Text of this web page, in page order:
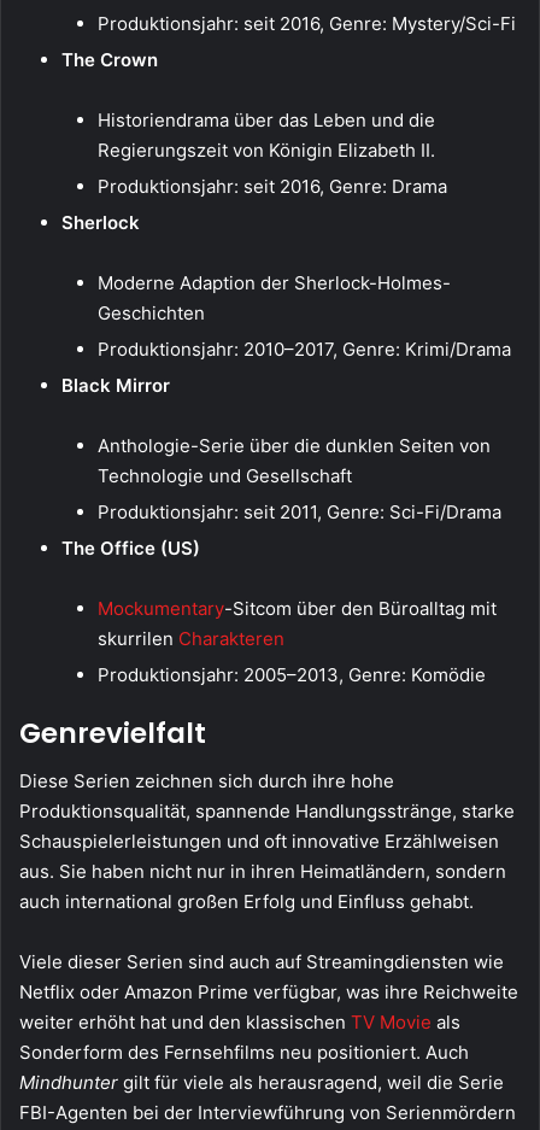
Produktionsjahr: seit 2016, Genre: Mystery/Sci-Fi
The Crown
Historiendrama über das Leben und die
Regierungszeit von Königin Elizabeth II.
Produktionsjahr: seit 2016, Genre: Drama
Sherlock
Moderne Adaption der Sherlock-Holmes-
Geschichten
Produktionsjahr: 2010–2017, Genre: Krimi/Drama
Black Mirror
Anthologie-Serie über die dunklen Seiten von
Technologie und Gesellschaft
Produktionsjahr: seit 2011, Genre: Sci-Fi/Drama
The Office (US)
Mockumentary-Sitcom über den Büroalltag mit
skurrilen Charakteren
Produktionsjahr: 2005–2013, Genre: Komödie
Genrevielfalt
Diese Serien zeichnen sich durch ihre hohe
Produktionsqualität, spannende Handlungsstränge, starke
Schauspielerleistungen und oft innovative Erzählweisen
aus. Sie haben nicht nur in ihren Heimatländern, sondern
auch international großen Erfolg und Einfluss gehabt.
Viele dieser Serien sind auch auf Streamingdiensten wie
Netflix oder Amazon Prime verfügbar, was ihre Reichweite
weiter erhöht hat und den klassischen TV Movie als
Sonderform des Fernsehfilms neu positioniert. Auch
Mindhunter gilt für viele als herausragend, weil die Serie
FBI-Agenten bei der Interviewführung von Serienmördern